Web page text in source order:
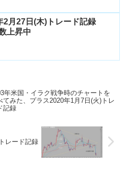
2月27日(木)トレード記録
上昇中
年米国・イラク戦争時のチャートを
てみた、プラス2020年1月7日(火)トレ
記録
レード記録